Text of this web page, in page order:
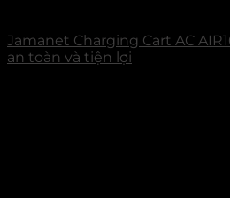
Jamanet Charging Cart AC
an toàn và tiện lợi